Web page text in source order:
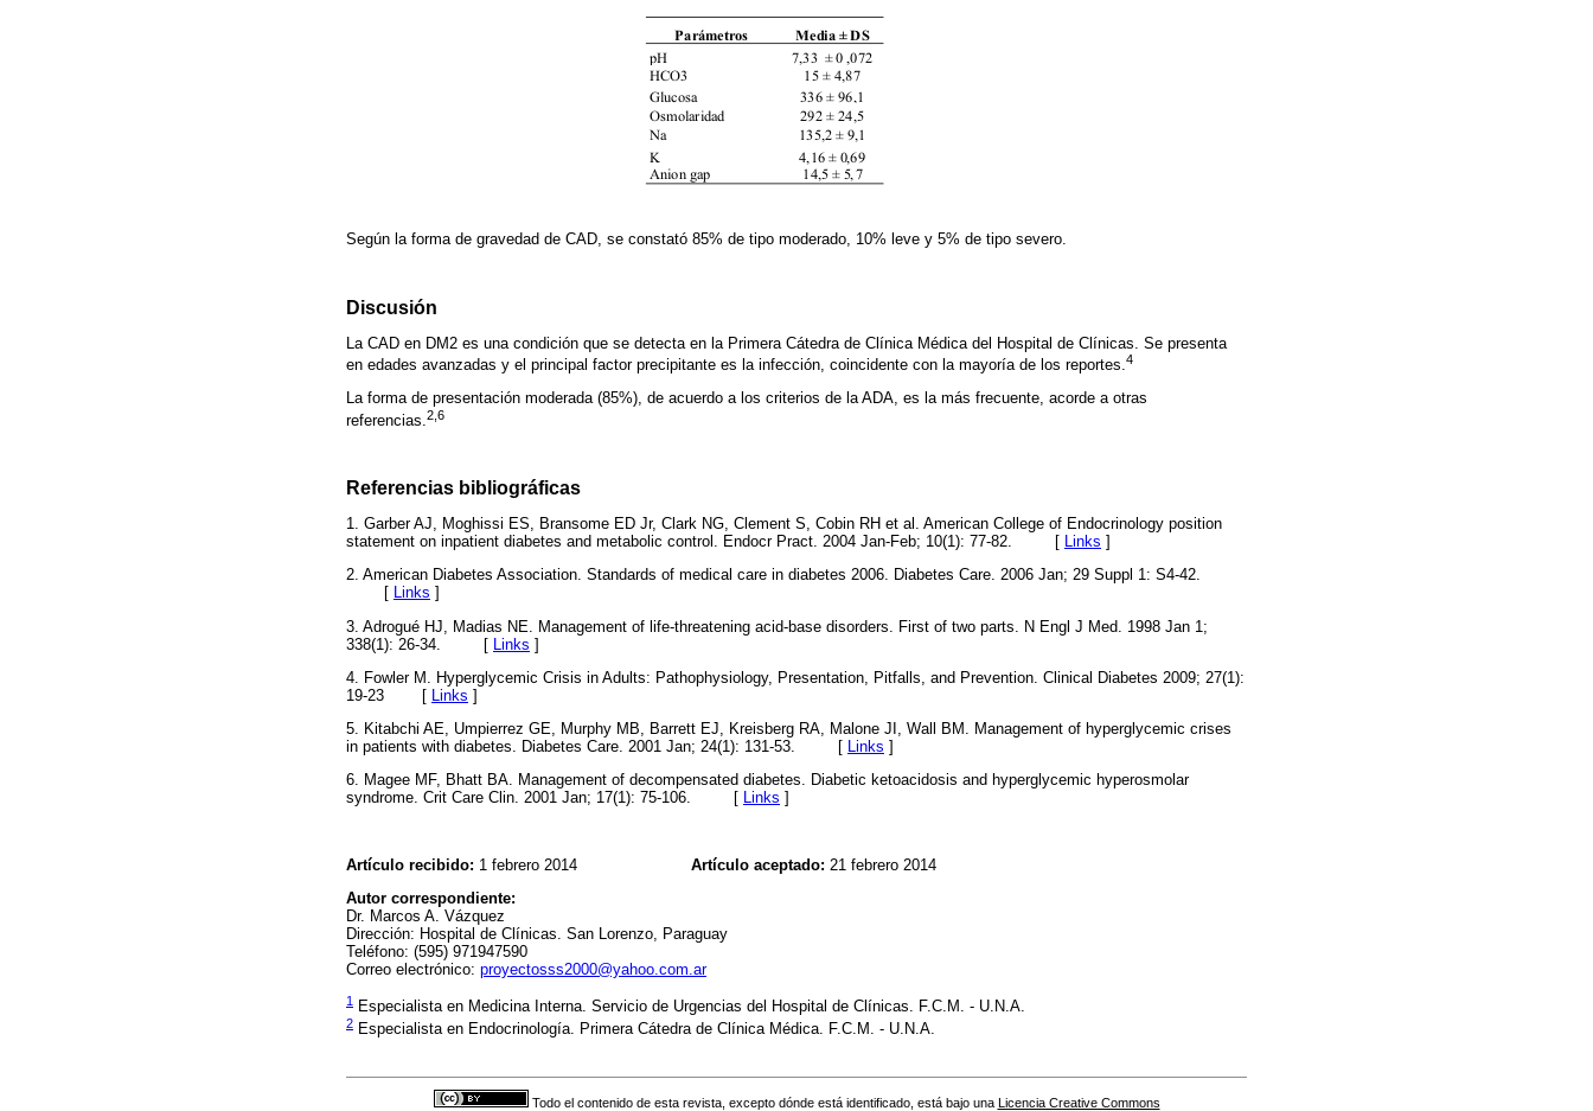
Según la forma de gravedad de CAD, se constató 85% de tipo moderado, 10% leve y 5% de tipo severo.
Discusión
La CAD en DM2 es una condición que se detecta en la Primera Cátedra de Clínica Médica del Hospital de Clínicas. Se presenta
en edades avanzadas y el principal factor precipitante es la infección, coincidente con la mayoría de los reportes.4
La forma de presentación moderada (85%), de acuerdo a los criterios de la ADA, es la más frecuente, acorde a otras
referencias. 2,6
Referencias bibliográficas
1. Garber AJ, Moghissi ES, Bransome ED Jr, Clark NG, Clement S, Cobin RH et al. American College of Endocrinology position
statement on inpatient diabetes and metabolic control. Endocr Pract. 2004 Jan-Feb; 10(1): 77-82. [ Links ]
2. American Diabetes Association. Standards of medical care in diabetes 2006. Diabetes Care. 2006 Jan; 29 Suppl 1: S4-42.
[ Links ]
3. Adrogué HJ, Madias NE. Management of life-threatening acid-base disorders. First of two parts. N Engl J Med. 1998 Jan 1;
338(1): 26-34. [ Links ]
4. Fowler M. Hyperglycemic Crisis in Adults: Pathophysiology, Presentation, Pitfalls, and Prevention. Clinical Diabetes 2009; 27(1):
19-23 [ Links ]
5. Kitabchi AE, Umpierrez GE, Murphy MB, Barrett EJ, Kreisberg RA, Malone JI, Wall BM. Management of hyperglycemic crises
in patients with diabetes. Diabetes Care. 2001 Jan; 24(1): 131-53. [
Links ]
6. Magee MF, Bhatt BA. Management of decompensated diabetes. Diabetic ketoacidosis and hyperglycemic hyperosmolar
syndrome. Crit Care Clin. 2001 Jan; 17(1): 75-106. [ Links ]
Artículo recibido: 1 febrero 2014 Artículo aceptado: 21 febrero 2014
Autor correspondiente:
Dr. Marcos A. Vázquez
Dirección: Hospital de Clínicas. San Lorenzo, Paraguay
Teléfono: (595) 971947590
Correo electrónico: proyectosss2000@yahoo.com.ar
1 Especialista en Medicina Interna. Servicio de Urgencias del Hospital de Clínicas. F.C.M. - U.N.A.
2 Especialista en Endocrinología. Primera Cátedra de Clínica Médica. F.C.M. - U.N.A.
Todo el contenido de esta revista, excepto dónde está identificado, está bajo una Licencia Creative Commons